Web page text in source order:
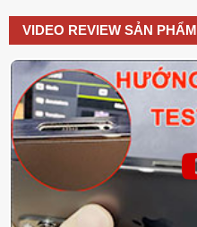
VIDEO REVIEW SẢN PHẨM